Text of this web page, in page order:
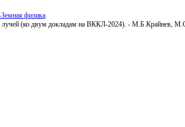
физика
лучей (ко двум докладам на ВККЛ-2024). -